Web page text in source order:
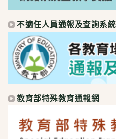
不適任人員通報及查詢系統
教育部特殊教育通報網